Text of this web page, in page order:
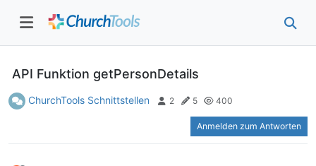
API Funktion getPersonDetails
ChurchTools Schnittstellen 2 5 400
Anmelden zum Antworten